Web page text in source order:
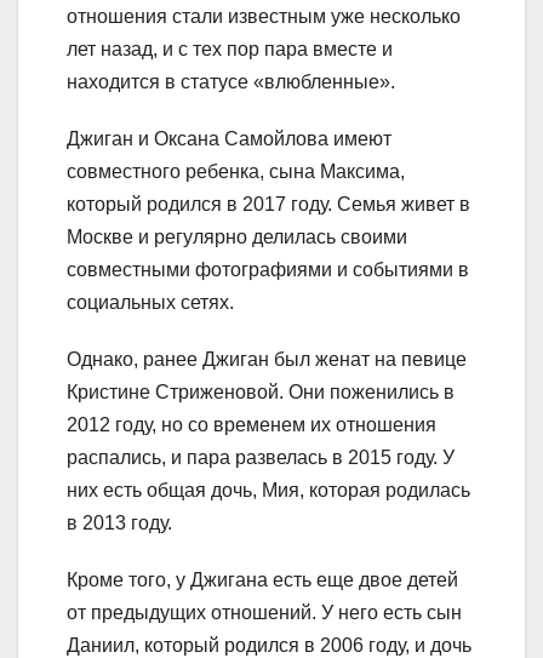
отношения стали известным уже несколько
лет назад, и с тех пор пара вместе и
находится в статусе «влюбленные».
Джиган и Оксана Самойлова имеют
совместного ребенка, сына Максима,
который родился в 2017 году. Семья живет в
Москве и регулярно делилась своими
совместными фотографиями и событиями в
социальных сетях.
Однако, ранее Джиган был женат на певице
Кристине Стриженовой. Они поженились в
2012 году, но со временем их отношения
распались, и пара развелась в 2015 году. У
них есть общая дочь, Мия, которая родилась
в 2013 году.
Кроме того, у Джигана есть еще двое детей
от предыдущих отношений. У него есть сын
Даниил, который родился в 2006 году, и дочь